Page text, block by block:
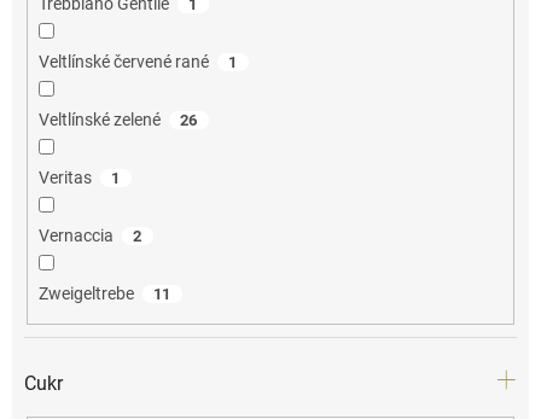
1
Veltlínské červené rané 1
Veltlínské zelené 26
Veritas 1
Vernaccia 2
Zweigeltrebe 11
Cukr